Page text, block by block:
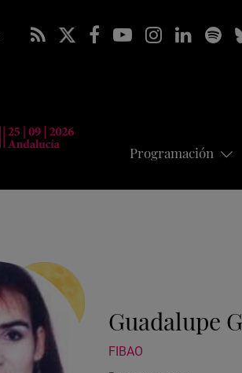
Programación
Guadalupe
FIBAO